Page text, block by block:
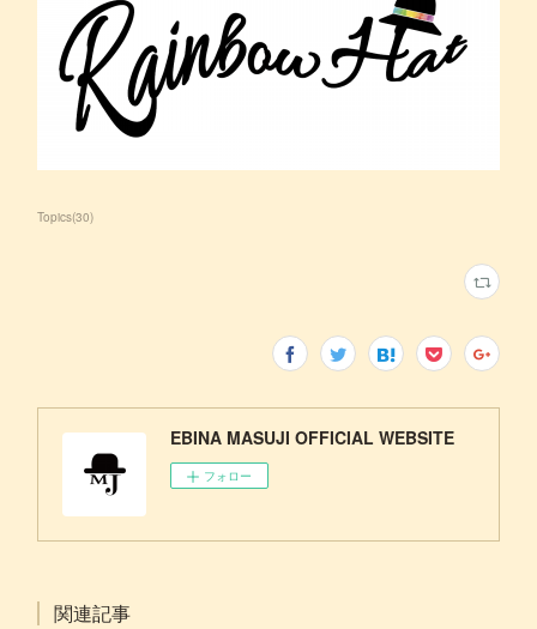
Topics(30)
EBINA MASUJI OFFICIAL WEBSITE
フォロー
関連記事